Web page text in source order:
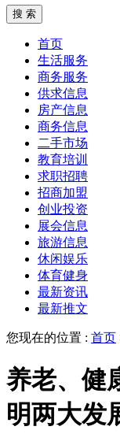
首页
生活服务
商务服务
供求信息
房产信息
商务信息
二手市场
教育培训
求职招聘
招商加盟
创业投资
展会信息
旅游信息
休闲娱乐
体育健身
最新资讯
最新推文
您现在的位置 : 首页
养老、健
明两大发